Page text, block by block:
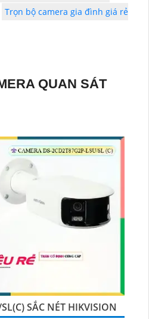
Trọn bộ camera gia đình giá rẻ
QUAN SÁT
SẮC NÉT HIKVISION